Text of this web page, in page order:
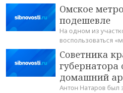
Омское
подешевле
На одном из
воспользоваться
Советника
домашний
Антон Натаров был